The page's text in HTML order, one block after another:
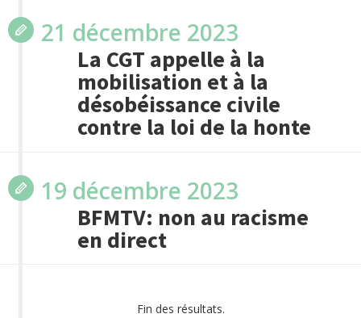
21 décembre 2023
La CGT appelle à la
mobilisation et à la
désobéissance civile
contre la loi de la honte
19 décembre 2023
BFMTV: non au racisme
en direct
Fin des résultats.